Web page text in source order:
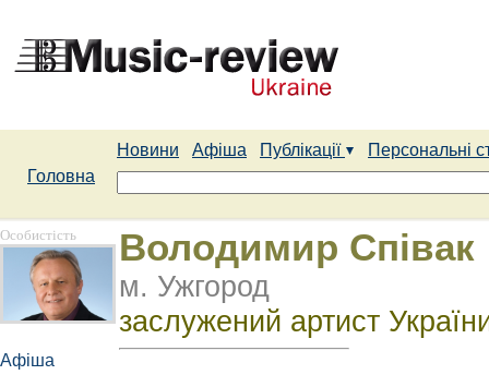
Новини Афіша Публікації
Персональні
Головна
Особистість
Афіша
Володимир Співак
м. Ужгород
заслужений артист